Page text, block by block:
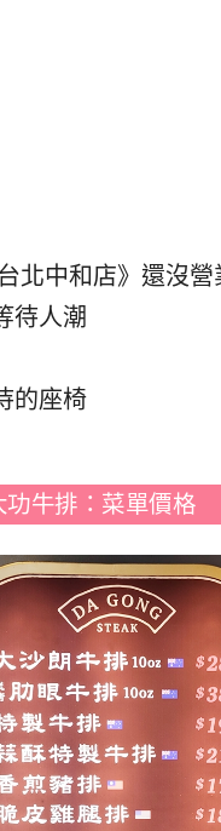
北中和店》還沒
待人潮
的座椅
功牛排：菜單價格